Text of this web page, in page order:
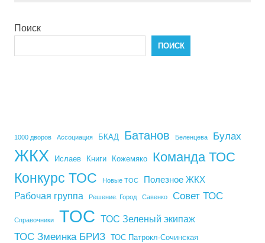
Поиск
ПОИСК
1000 дворов Ассоциация БКАД Батанов Беленцева Булах
ЖКХ Ислаев Книги Кожемяко Команда ТОС
Конкурс ТОС Новые ТОС Полезное ЖКХ
Рабочая группа Решение. Город Савенко Совет ТОС
Справочники ТОС ТОС Зеленый экипаж
ТОС Змеинка БРИЗ ТОС Патрокл-Сочинская